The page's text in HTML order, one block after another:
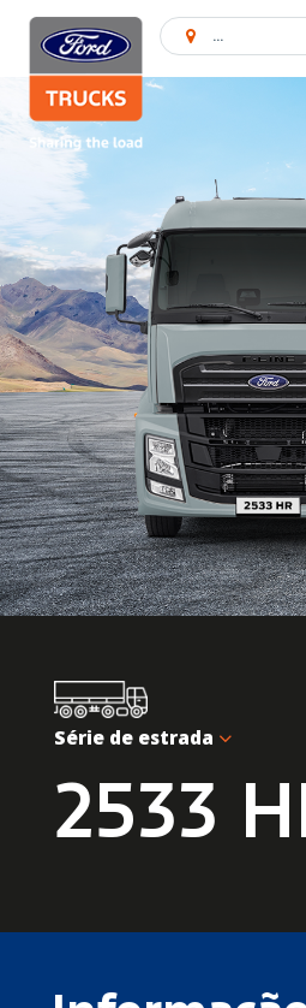
Encontrar
Série de estrada
2533